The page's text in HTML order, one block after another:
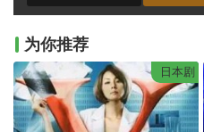
为你推荐
日本剧